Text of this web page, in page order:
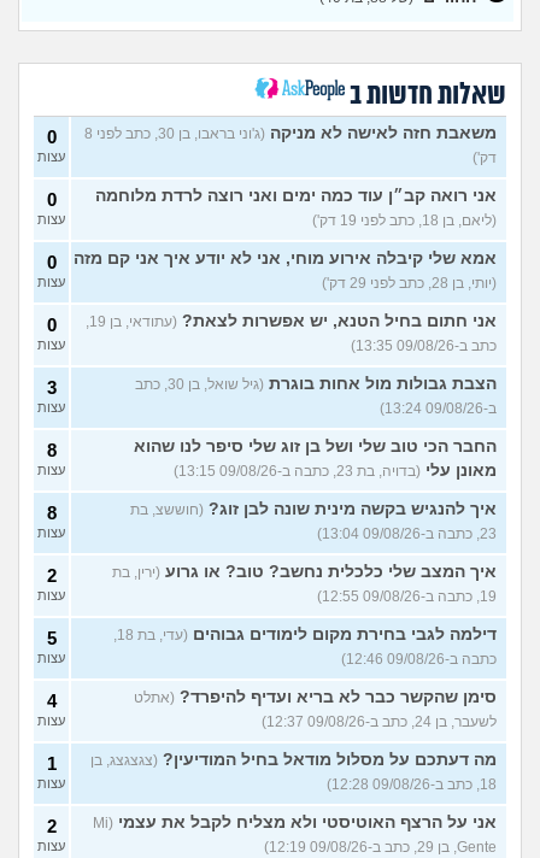
עשיתי את זה בפעם הראשונה
(בדוי, בת 15)
14
בת 22 בתולה זה מוריד? 10
עצות
מפנטז על חבר טוב שלי
28)
עצות
חרדי - נערות ליווי
(ישראל, בן
19)
8
עצות
האם חוויתי תקיפה מינית?
(רוויטל, בת 24)
14
עצות
בנות,אתן הייתן "מסדרות" את
אח שלכם במצב כזה?
(לוחם שקרוב ל'חרור, בן 21)
מסאג׳יסט מעורער
(מסאג׳יסט מעורער, בן 26)
4
עצות
בגדים וזה לא מפריע לבעלי,
מה לעשות? (דיאנה, בת 42)
5
עצות
עוד שאלות חדשות במדור
שאלות חדשות ב
משאבת חזה לאישה לא מניקה
(ג'וני בראבו, בן 30, כתב לפני 8
דק')
0
עצות
אני רואה קב״ן עוד כמה ימים ואני רוצה לרדת מלוחמה
(ליאם, בן 18, כתב לפני 19 דק')
0
עצות
אמא שלי קיבלה אירוע מוחי, אני לא יודע איך אני קם מזה
(יותי, בן 28, כתב לפני 29 דק')
0
עצות
אני חתום בחיל הטנא, יש אפשרות לצאת?
(עתודאי, בן 19,
כתב ב-09/08/26 13:35)
0
עצות
הצבת גבולות מול אחות בוגרת
(גיל שואל, בן 30, כתב
ב-09/08/26 13:24)
3
עצות
החבר הכי טוב שלי ושל בן זוג שלי סיפר לנו שהוא
מאונן עלי (בדויה, בת 23, כתבה ב-09/08/26 13:15)
8
עצות
איך להנגיש בקשה מינית שונה לבן זוג? (חוששצ, בת
23, כתבה ב-09/08/26 13:04)
8
עצות
איך המצב שלי כלכלית נחשב? טוב? או גרוע (ירין, בת
19, כתבה ב-09/08/26 12:55)
2
עצות
דילמה לגבי בחירת מקום לימודים גבוהים
(עדי, בת 18,
כתבה ב-09/08/26 12:46)
5
עצות
סימן שהקשר כבר לא בריא ועדיף להיפרד? (אתלט
לשעבר, בן 24, כתב ב-09/08/26 12:37)
4
עצות
מה דעתכם על מסלול מודאל בחיל המודיעין? (צגצגצג, בן
18, כתב ב-09/08/26 12:28)
1
עצות
אני על הרצף האוטיסטי ולא מצליח לקבל את עצמי
(Mi
Gente, בן 29, כתב ב-09/08/26 12:19)
2
עצות